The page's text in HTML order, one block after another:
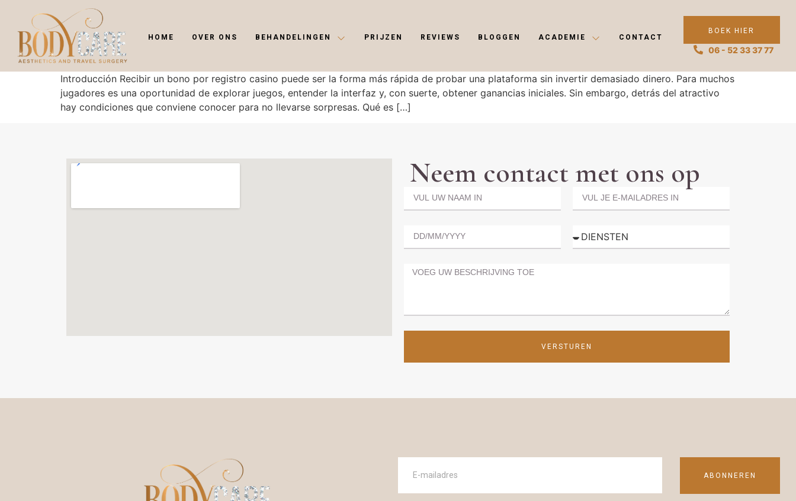
HOME OVER ONS BEHANDELINGEN PRIJZEN REVIEWS BLOGGEN ACADEMIE CONTACT
BOEK HIER
06 - 52 33 37 77
Introducción Recibir un bono por registro casino puede ser la forma más rápida de probar una plataforma sin invertir demasiado dinero. Para muchos
jugadores es una oportunidad de explorar juegos, entender la interfaz y, con suerte, obtener ganancias iniciales. Sin embargo, detrás del atractivo
hay condiciones que conviene conocer para no llevarse sorpresas. Qué es […]
Neem contact met ons op
VERSTUREN
ABONNEREN